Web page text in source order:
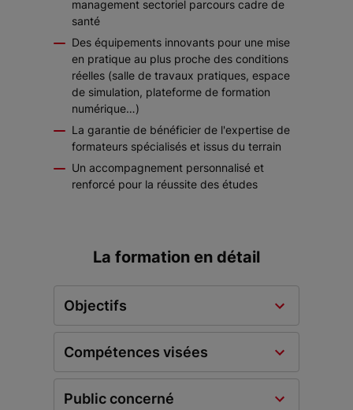
management sectoriel parcours cadre de
santé
Des équipements innovants pour une mise
en pratique au plus proche des conditions
réelles (salle de travaux pratiques, espace
de simulation, plateforme de formation
numérique…)
La garantie de bénéficier de l'expertise de
formateurs spécialisés et issus du terrain
Un accompagnement personnalisé et
renforcé pour la réussite des études
La formation en détail
Objectifs
Compétences visées
Public concerné